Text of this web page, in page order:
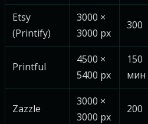
Etsy
(Printify)
3000 ×
3000 px
300
Printful
4500 ×
5400 px
150
мин
Zazzle
3000 ×
3000 px
200